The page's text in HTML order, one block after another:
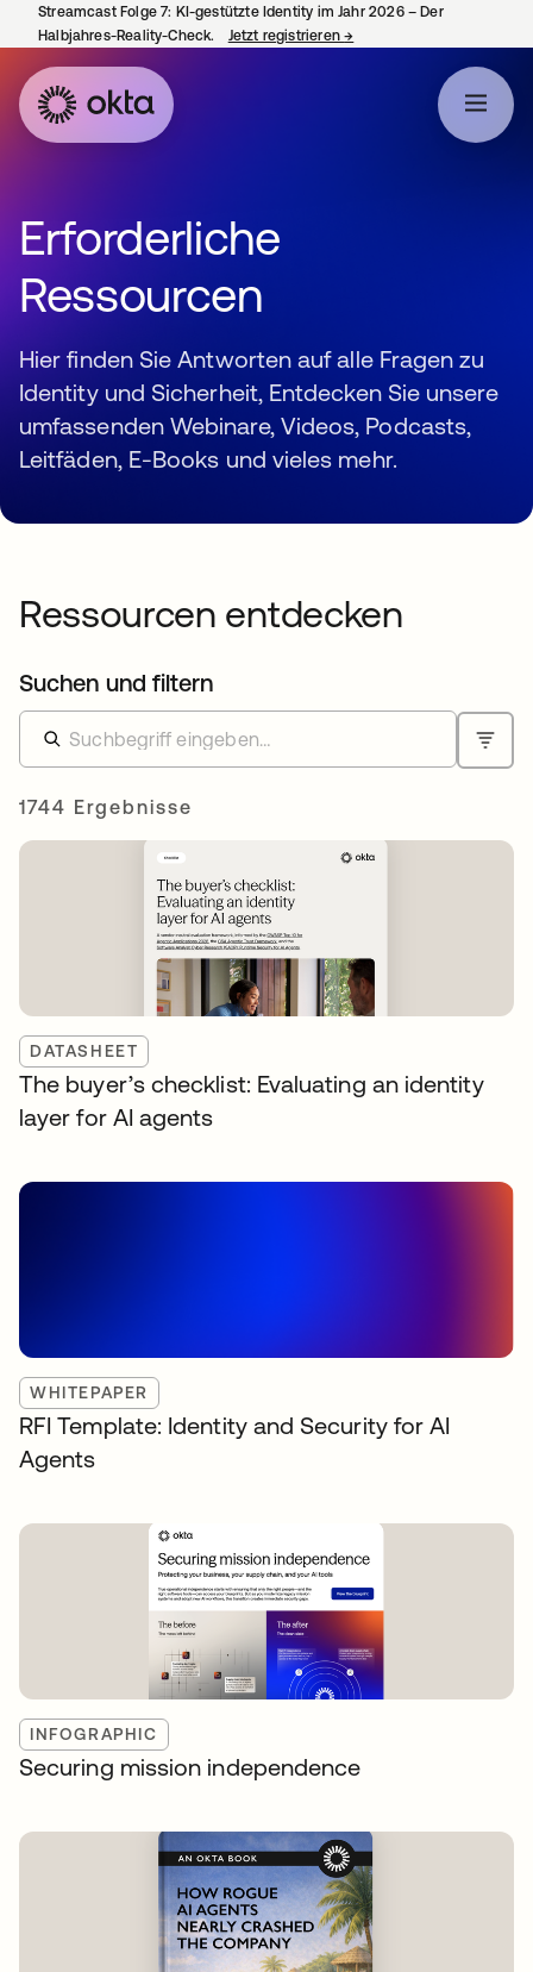
Streamcast Folge 7: KI-gestützte Identity im Jahr 2026 – Der
Halbjahres-Reality-Check.
Jetzt registrieren→
Erforderliche
Ressourcen
Hier finden Sie Antworten auf alle Fragen zu
Identity und Sicherheit, Entdecken Sie unsere
umfassenden Webinare, Videos, Podcasts,
Leitfäden, E-Books und vieles mehr.
Ressourcen entdecken
Suchen und filtern
1744 Ergebnisse
DATASHEET
The buyer’s checklist: Evaluating an identity
layer for AI agents
WHITEPAPER
RFI Template: Identity and Security for AI
Agents
INFOGRAPHIC
Securing mission independence